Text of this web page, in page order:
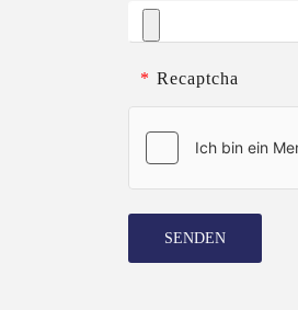
* Recaptcha
SENDEN